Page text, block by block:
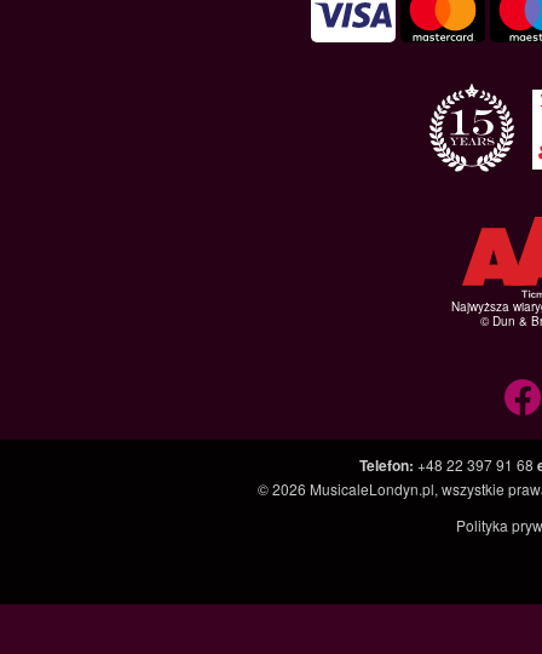
Najwyższa
© Dun &
Telefon: +48 22 397 91 68
© 2026 MusicaleLondyn.pl, wszystkie
Polityka